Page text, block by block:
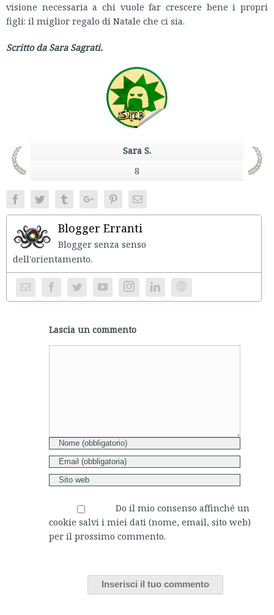
visione necessaria a chi vuole far crescere bene i propri
figli: il miglior regalo di Natale che ci sia.
Scritto da Sara Sagrati.
Sara S.
8
FacebookTwitter TumblrGoogle+PinterestEmail
Blogger Erranti
Blogger senza senso
Instagram Website
Lascia un commento
Do il mio consenso affinché un
cookie salvi i miei dati (nome, email, sito web)
per il prossimo commento.